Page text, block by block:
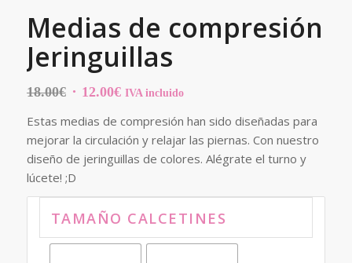
Medias de compresión
Jeringuillas
18.00€ El
original
era:
18.00€.
12.00€El
actual
es:
12.00€.
IVA incluido
Estas medias de compresión han sido diseñadas para
mejorar la circulación y relajar las piernas. Con nuestro
diseño de jeringuillas de colores. Alégrate el turno y
lúcete! ;D
TAMAÑO CALCETINES